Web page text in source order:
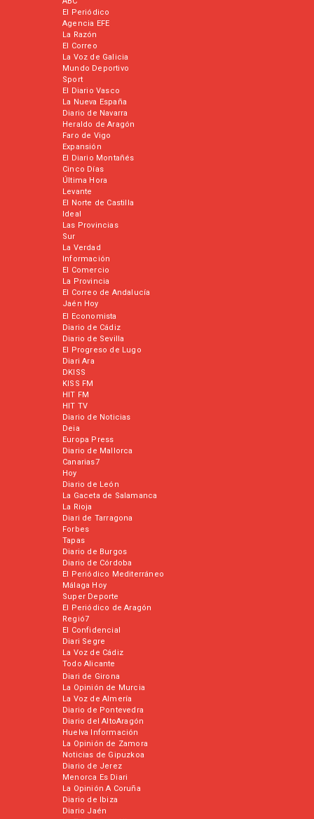
El Periódico
Agencia EFE
La Razón
El Correo
La Voz de Galicia
Mundo Deportivo
Sport
El Diario Vasco
La Nueva España
Diario de Navarra
Heraldo de Aragón
Faro de Vigo
Expansión
El Diario Montañés
Cinco Días
Última Hora
Levante
El Norte de Castilla
Ideal
Las Provincias
Sur
La Verdad
Información
El Comercio
La Provincia
El Correo de Andalucía
Jaén Hoy
El Economista
Diario de Cádiz
Diario de Sevilla
El Progreso de Lugo
Diari Ara
DKISS
KISS FM
HIT FM
HIT TV
Diario de Noticias
Deia
Europa Press
Diario de Mallorca
Canarias7
Hoy
Diario de León
La Gaceta de Salamanca
La Rioja
Diari de Tarragona
Forbes
Tapas
Diario de Burgos
Diario de Córdoba
El Periódico Mediterráneo
Málaga Hoy
Super Deporte
El Periódico de Aragón
Regió7
El Confidencial
Diari Segre
La Voz de Cádiz
Todo Alicante
Diari de Girona
La Opinión de Murcia
La Voz de Almería
Diario de Pontevedra
Diario del AltoAragón
Huelva Información
La Opinión de Zamora
Noticias de Gipuzkoa
Diario de Jerez
Menorca Es Diari
La Opinión A Coruña
Diario de Ibiza
Diario Jaén